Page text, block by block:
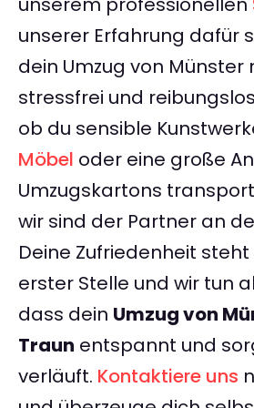
unserer Erfahrung dafür
dein Umzug von Münster
stressfrei und
ob du sensible
Möbel oder eine große
Umzugskartons
wir sind der Partner an
Deine Zufriedenheit
erster Stelle und wir tun
dass dein Umzug von
Traun entspannt und
verläuft. Kontaktiere uns